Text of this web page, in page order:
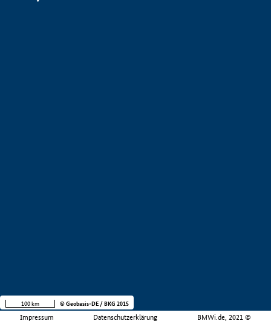
Impressum Datenschutzerklärung BMWi.de, 2021 ©
100 km © Geobasis-DE / BKG 2015